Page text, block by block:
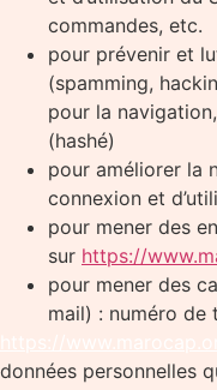
commandes, etc.
pour prévenir et
(spamming,
pour la
(hashé)
pour améliorer la
connexion et
pour mener des
sur https://
pour mener des
mail) : numéro de
données personnelles